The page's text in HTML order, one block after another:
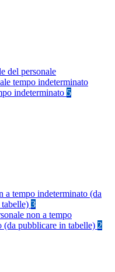
del personale
tempo indeterminato
indeterminato 5
a tempo indeterminato (da
3
non a tempo
(da pubblicare in tabelle) 2